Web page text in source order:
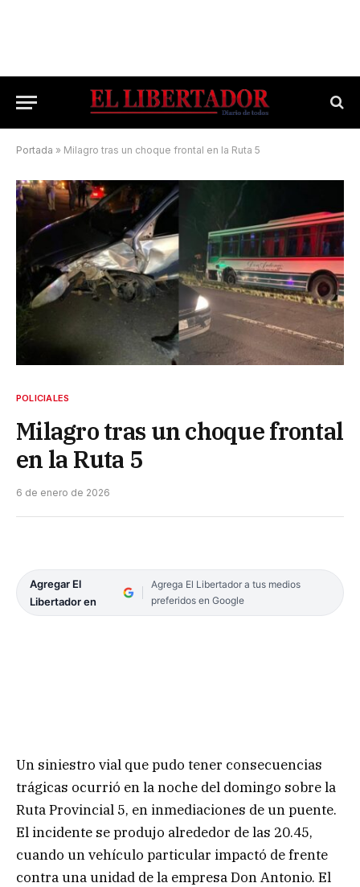
Portada » Milagro tras un choque frontal en la Ruta 5
POLICIALES
Milagro tras un choque frontal
en la Ruta 5
6 de enero de 2026
Agregar El
Libertador en
Agrega El Libertador a tus medios
preferidos en Google
Un siniestro vial que pudo tener consecuencias
trágicas ocurrió en la noche del domingo sobre la
Ruta Provincial 5, en inmediaciones de un puente.
El incidente se produjo alrededor de las 20.45,
cuando un vehículo particular impactó de frente
contra una unidad de la empresa Don Antonio. El